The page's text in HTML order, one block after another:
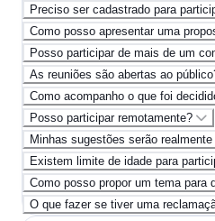
Preciso ser cadastrado para
Como posso apresentar uma
Posso participar de mais de um
As reuniões são abertas ao
Como acompanho o que foi
Posso participar remotamente?
Minhas sugestões serão
Existem limite de idade para
Como posso propor um tema para
O que fazer se tiver uma